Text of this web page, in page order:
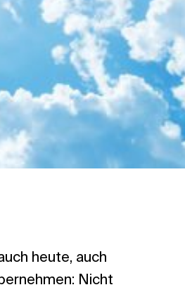
heute, auch
Nicht